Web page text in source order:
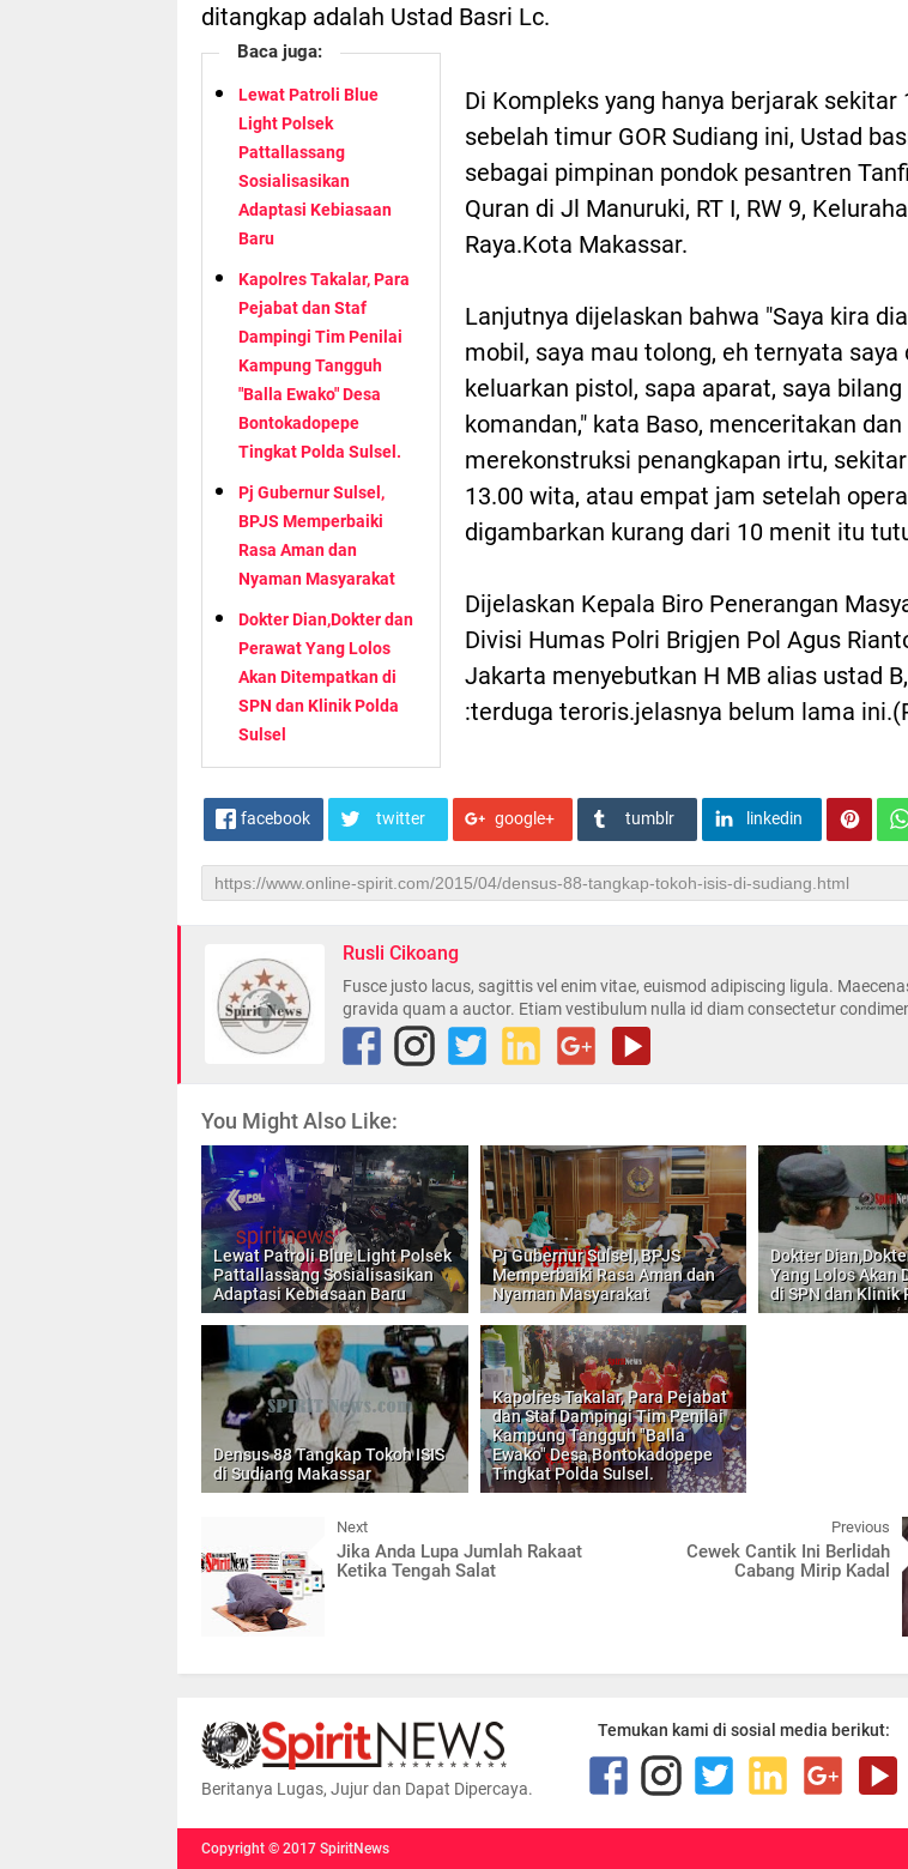
ditangkap adalah Ustad Basri Lc.
Baca juga:
Lewat Patroli Blue
Light Polsek
Pattallassang
Sosialisasikan
Adaptasi Kebiasaan
Baru
Kapolres Takalar, Para
Pejabat dan Staf
Dampingi Tim Penilai
Kampung Tangguh
"Balla Ewako" Desa
Bontokadopepe
Tingkat Polda Sulsel.
Pj Gubernur Sulsel,
BPJS Memperbaiki
Rasa Aman dan
Nyaman Masyarakat
Dokter Dian,Dokter dan
Perawat Yang Lolos
Akan Ditempatkan di
SPN dan Klinik Polda
Sulsel
Di Kompleks yang hanya berjarak sekitar
sebelah timur GOR Sudiang ini, Ustad
sebagai pimpinan pondok pesantren
Quran di Jl Manuruki, RT I, RW 9,
Raya.Kota Makassar.
Lanjutnya dijelaskan bahwa "Saya kira
mobil, saya mau tolong, eh ternyata saya
keluarkan pistol, sapa aparat, saya
komandan," kata Baso, menceritakan dan
merekonstruksi penangkapan irtu,
13.00 wita, atau empat jam setelah
digambarkan kurang dari 10 menit itu
Dijelaskan Kepala Biro Penerangan
Divisi Humas Polri Brigjen Pol Agus
Jakarta menyebutkan H MB alias ustad
:terduga teroris.jelasnya belum lama
facebook twitter google+ tumblr linkedin
Rusli Cikoang
Fusce justo lacus, sagittis vel enim vitae, euismod adipiscing ligula.
gravida quam a auctor. Etiam vestibulum nulla id diam consectetur
You Might Also Like:
Lewat Patroli Blue Light Polsek
Pattallassang Sosialisasikan
Adaptasi Kebiasaan Baru
Pj Gubernur Sulsel, BPJS
Memperbaiki Rasa Aman dan
Nyaman Masyarakat
Dokter
Yang Lolos Akan
di SPN dan Klinik
Densus 88 Tangkap Tokoh ISIS
di Sudiang Makassar
Kapolres Takalar, Para Pejabat
dan Staf Dampingi Tim Penilai
Kampung Tangguh "Balla
Ewako" Desa Bontokadopepe
Tingkat Polda Sulsel.
Next
Jika Anda Lupa Jumlah Rakaat
Ketika Tengah Salat
Previous
Cewek Cantik Ini Berlidah
Cabang Mirip Kadal
Beritanya Lugas, Jujur dan Dapat Dipercaya.
Temukan kami di sosial media berikut:
Copyright © 2017 SpiritNews